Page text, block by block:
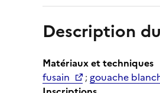
Description
Matériaux et techniques
fusain
; gouache